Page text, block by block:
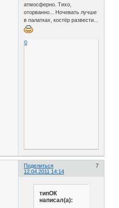
атмосферно. Тихо,
оторванно... Ночевать лучше
в палатках, костёр развести...
0
Поделиться
7
12.04.2011 14:14
типОК
написал(а):